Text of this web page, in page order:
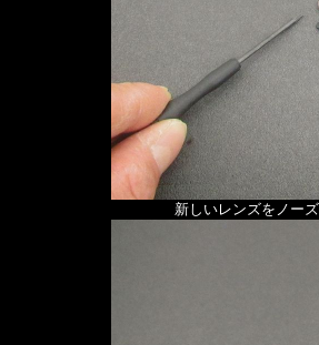
新しいレンズをノー